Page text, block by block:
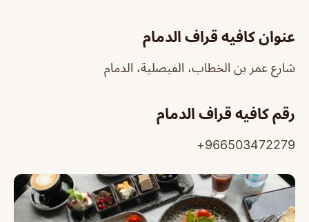
عنوان كافيه قراف الدمام
شارع عمر بن الخطاب، الفيصلية، الدمام
رقم كافيه قراف الدمام
966503472279+